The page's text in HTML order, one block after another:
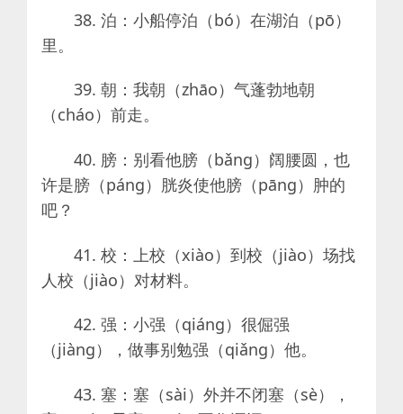
38. 泊：小船停泊（bó）在湖泊（pō）
里。
39. 朝：我朝（zhāo）气蓬勃地朝
（cháo）前走。
40. 膀：别看他膀（bǎng）阔腰圆，也
许是膀（páng）胱炎使他膀（pāng）肿的
吧？
41. 校：上校（xiào）到校（jiào）场找
人校（jiào）对材料。
42. 强：小强（qiáng）很倔强
（jiàng），做事别勉强（qiǎng）他。
43. 塞：塞（sài）外并不闭塞（sè），